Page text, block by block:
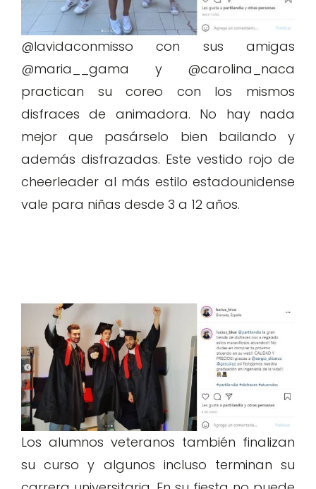
@lavidaconmisso con sus amigas
@maria__gama y @carolina_naca
practican su coreo con los mismos
disfraces de animadora. No hay nada
mejor que pasárselo bien bailando y
además disfrazadas. Este vestido rojo de
cheerleader al más estilo estadounidense
vale para niñas desde 3 a 12 años.
Los alumnos veteranos también finalizan
su curso y algunos incluso terminan su